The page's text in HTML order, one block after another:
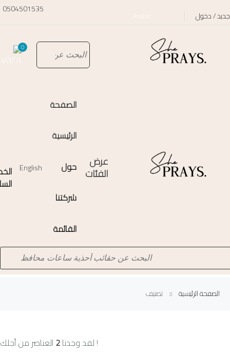
0504501535
جديد / دخول
0
عرض
الفئات
الصفحة
الرئيسية
حول
شركتنا
القائمة
English
الصفحة الرئيسية تصنيف
لقد وجدنا2 العناصر من أجلك !